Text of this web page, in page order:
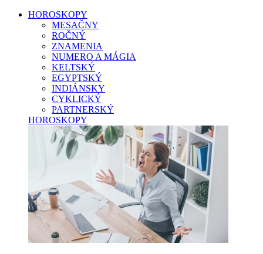
HOROSKOPY
MESAČNY
ROČNÝ
ZNAMENIA
NUMERO A MÁGIA
KELTSKÝ
EGYPTSKÝ
INDIÁNSKY
CYKLICKÝ
PARTNERSKÝ
HOROSKOPY